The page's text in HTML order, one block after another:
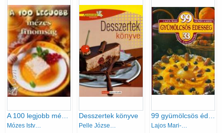
Desszertek könyve
Lajos Mari- Hemző Károly